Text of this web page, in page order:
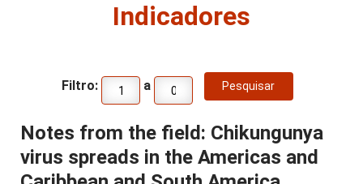
Indicadores
Filtro: a
Notes from the field: Chikungunya
virus spreads in the Americas and